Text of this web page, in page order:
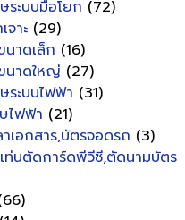
ษระบบมือโยก (72)
จาะ (29)
นาดเล็ก (16)
ขนาดใหญ่ (27)
ระบบไฟฟ้า (31)
ไฟฟ้า (21)
เอกสาร,บัตรจอดรถ (3)
ท่นตัดการ์ดพีวีซี,ตัดนามบัตร